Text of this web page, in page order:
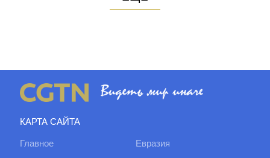
КАРТА САЙТА
Главное
Евразия